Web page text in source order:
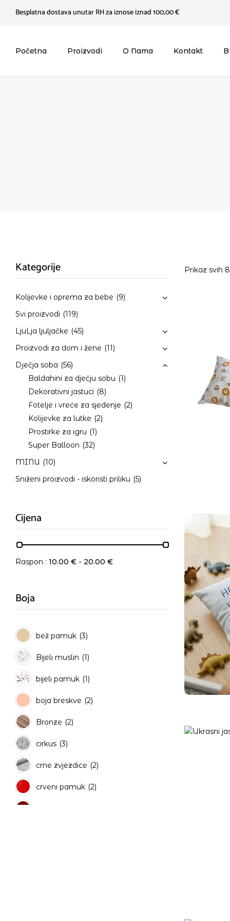
Besplatna dostava unutar RH za iznose iznad 100,00 €
Početna Proizvodi O Nama Kontakt
Kategorije
Kolijevke i oprema za bebe (9)
Svi proizvodi (119)
LjuLja ljuljačke (45)
Proizvodi za dom i žene (11)
Dječja soba (56)
Baldahini za dječju sobu (1)
Dekorativni jastuci (8)
Fotelje i vreće za sjedenje (2)
Kolijevke za lutke (2)
Prostirke za igru (1)
Super Balloon (32)
MINU (10)
Sniženi proizvodi - iskoristi priliku (5)
Cijena
Raspon : 10.00 € - 20.00 €
Boja
bež pamuk (3)
Bijeli muslin (1)
bijeli pamuk (1)
boja breskve (2)
Bronze (2)
cirkus (3)
crne zvjezdice (2)
crveni pamuk (2)
Prikaz svih